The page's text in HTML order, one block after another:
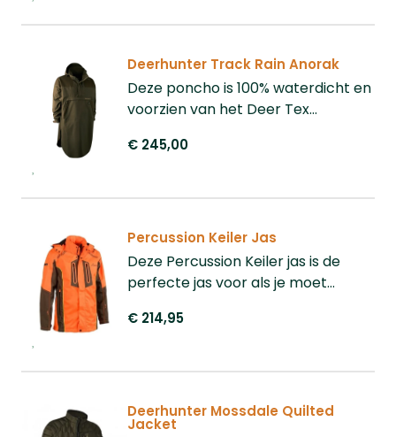
Deerhunter Track Rain Anorak
Deze poncho is 100% waterdicht en
voorzien van het Deer Tex
voor de regenachtige dagen, u
aan.
€ 245,00
Percussion Keiler Jas
Deze Percussion Keiler jas is de
perfecte jas voor als je moet
bosachtig gebied loopt met veel
€ 214,95
Deerhunter Mossdale Quilted
Jacket